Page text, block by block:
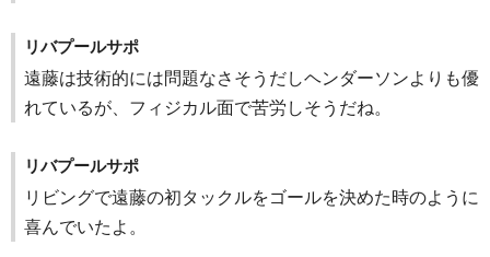
リバプールサポ
遠藤は技術的には問題なさそうだしヘンダーソンよりも優
れているが、フィジカル面で苦労しそうだね。
リバプールサポ
リビングで遠藤の初タックルをゴールを決めた時のように
喜んでいたよ。